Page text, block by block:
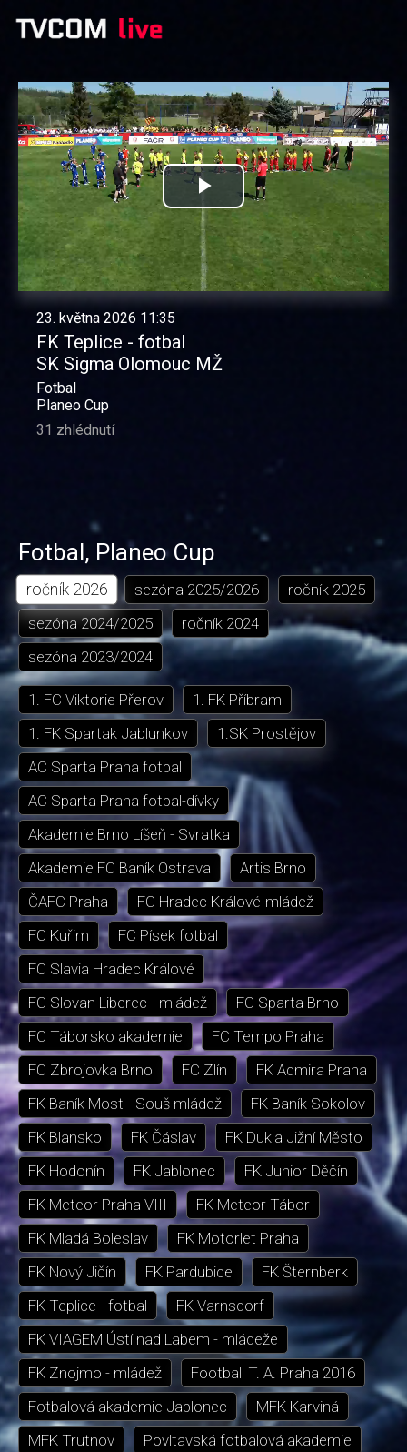
Přehrát
video
23. května 2026 11:35
FK Teplice - fotbal
SK Sigma Olomouc MŽ
Fotbal
Planeo Cup
31 zhlédnutí
Fotbal, Planeo Cup
ročník 2026 sezóna 2025/2026 ročník 2025
sezóna 2024/2025 ročník 2024
sezóna 2023/2024
1. FC Viktorie Přerov
1. FK Příbram
1. FK Spartak Jablunkov
1.SK Prostějov
AC Sparta Praha fotbal
AC Sparta Praha fotbal-dívky
Akademie Brno Líšeň - Svratka
Akademie FC Baník Ostrava
Artis Brno
ČAFC Praha
FC Hradec Králové-mládež
FC Kuřim
FC Písek fotbal
FC Slavia Hradec Králové
FC Slovan Liberec - mládež
FC Sparta Brno
FC Táborsko akademie
FC Tempo Praha
FC Zbrojovka Brno
FC Zlín
FK Admira Praha
FK Baník Most - Souš mládež
FK Baník Sokolov
FK Blansko
FK Čáslav
FK Dukla Jižní Město
FK Hodonín
FK Jablonec
FK Junior Děčín
FK Meteor Praha VIII
FK Meteor Tábor
FK Mladá Boleslav
FK Motorlet Praha
FK Nový Jičín
FK Pardubice
FK Šternberk
FK Teplice - fotbal
FK Varnsdorf
FK VIAGEM Ústí nad Labem - mládeže
FK Znojmo - mládež
Football T. A. Praha 2016
Fotbalová akademie Jablonec
MFK Karviná
MFK Trutnov
Povltavská fotbalová akademie